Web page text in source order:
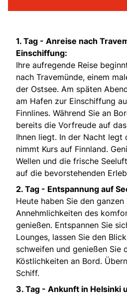
1. Tag - Anreise nach
Einschiffung:
Ihre aufregende Reise
nach Travemünde, einem
der Ostsee. Am späten
am Hafen zur Einschiffung
Finnlines. Während Sie an
bereits die Vorfreude auf
Ihnen liegt. In der Nacht legt
nimmt Kurs auf Finnland.
Wellen und die frische
auf die bevorstehenden
2. Tag - Entspannung auf
Heute haben Sie den
Annehmlichkeiten des
genießen. Entspannen Sie
Lounges, lassen Sie den
schweifen und genießen Sie
Köstlichkeiten an Bord.
Schiff.
3. Tag - Ankunft in Helsinki